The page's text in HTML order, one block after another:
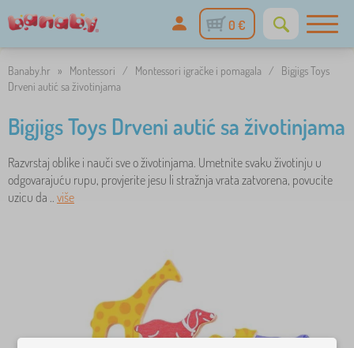
0 €
Banaby.hr » Montessori / Montessori igračke i pomagala /
Bigjigs Toys
Drveni autić sa životinjama
Bigjigs Toys Drveni autić sa životinjama
Razvrstaj oblike i nauči sve o životinjama. Umetnite svaku životinju u
odgovarajuću rupu, provjerite jesu li stražnja vrata zatvorena, povucite
uzicu da .. više